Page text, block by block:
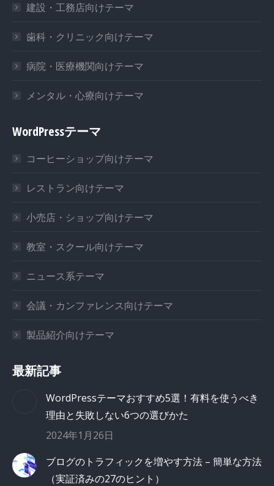
建設・工務店向けテーマ
歯科・クリニック向けテーマ
病院・医療機関向けテーマ
メンタル・心療向けテーマ
WordPressテーマ
コーヒーショップ向けテーマ
レストラン向けテーマ
小売店・ショップ向けテーマ
教室・スクール向けテーマ
ニュース系テーマ
会議・カンファレンス向けテーマ
製品紹介向けテーマ
最新記事
WordPressテーマおすすめ5選！有料を使うべき
理由と失敗しない6つの選びかた
2024年1月26日
ブログのトラフィックを増やす方法 – 簡単な方法
（実証済みの27のヒント）